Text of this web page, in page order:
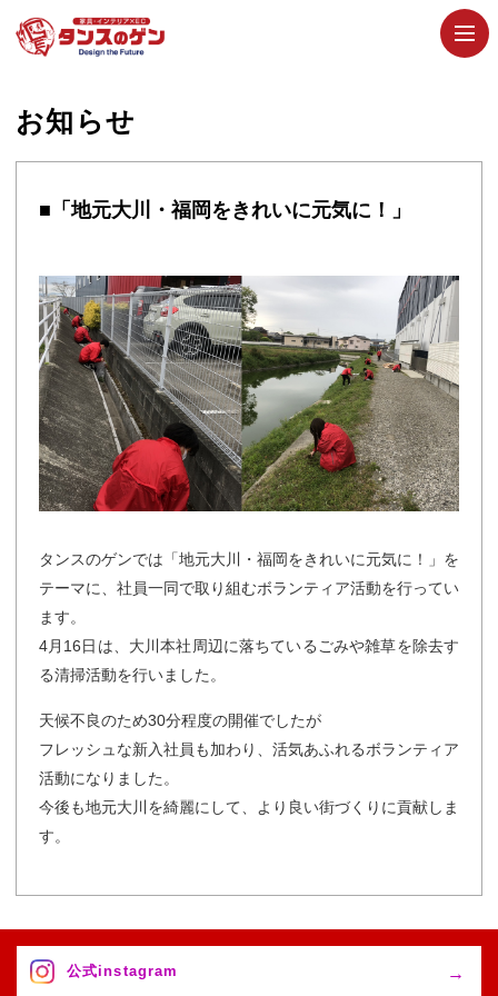
お知らせ
■「地元大川・福岡をきれいに元気に！」
タンスのゲンでは「地元大川・福岡をきれいに元気に！」を
テーマに、社員一同で取り組むボランティア活動を行ってい
ます。
4月16日は、大川本社周辺に落ちているごみや雑草を除去す
る清掃活動を行いました。
天候不良のため30分程度の開催でしたが
フレッシュな新入社員も加わり、活気あふれるボランティア
活動になりました。
今後も地元大川を綺麗にして、より良い街づくりに貢献しま
す。
公式instagram